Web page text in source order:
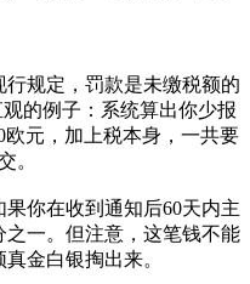
规定，罚款是未缴税额的
的例子：系统算出你少报
欧元，加上税本身，一共要
。
你在收到通知后60天内主
一。但注意，这笔钱不能
金白银掏出来。